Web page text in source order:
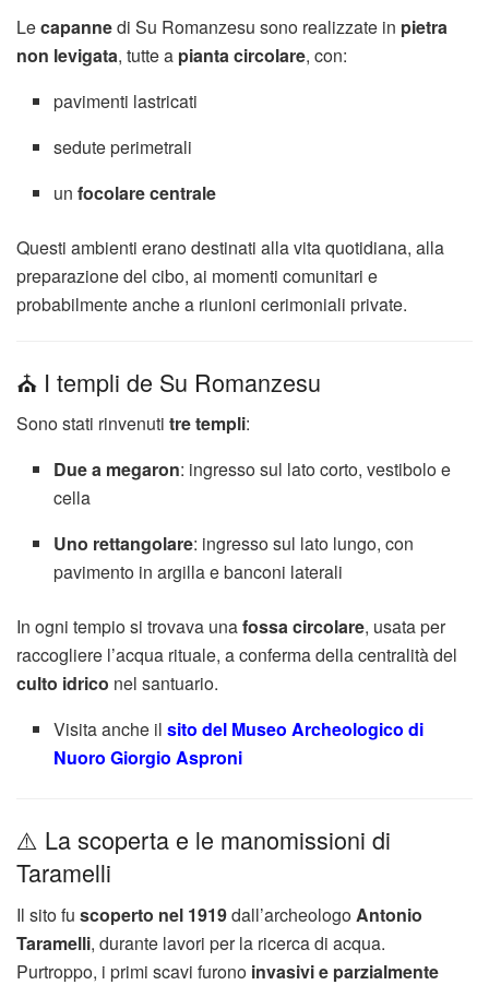
Lecapannedi Su Romanzesu sono realizzate in pietra
non levigata, tutte a pianta circolare, con:
pavimenti lastricati
sedute perimetrali
unfocolare centrale
Questi ambienti erano destinati alla vita quotidiana, alla
preparazione del cibo, ai momenti comunitari e
probabilmente anche a riunioni cerimoniali private.
⛪ I templi de Su Romanzesu
Sono stati rinvenuti tre templi:
Due a megaron: ingresso sul lato corto, vestibolo e
cella
Uno rettangolare: ingresso sul lato lungo, con
pavimento in argilla e banconi laterali
In ogni tempio si trovava unafossa circolare, usata per
raccogliere l’acqua rituale, a conferma della centralità del
culto idrico nel santuario.
Visita anche ilsito del Museo Archeologico di
Nuoro Giorgio Asproni
⚠️ La scoperta e le manomissioni di
Taramelli
Il sito fu scoperto nel 1919dall’archeologoAntonio
Taramelli, durante lavori per la ricerca di acqua.
Purtroppo, i primi scavi furono invasivi e parzialmente